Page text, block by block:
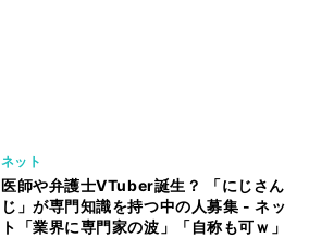
ネット
医師や弁護士VTuber誕生？ 「にじさん
じ」が専門知識を持つ中の人募集 - ネッ
ト「業界に専門家の波」「自称も可ｗ」